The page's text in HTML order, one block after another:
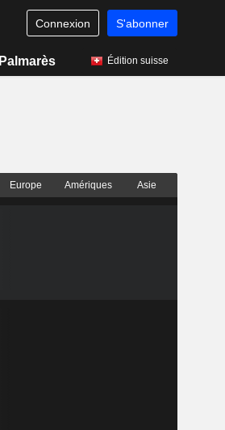
Connexion S'abonner
Palmarès Édition suisse
Europe Amériques Asie